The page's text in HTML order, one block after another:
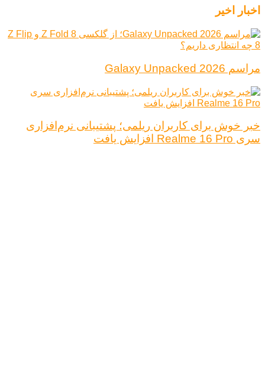
اخبار اخیر
مراسم Galaxy Unpacked 2026
خبر خوش برای کاربران ریلمی؛ پشتیبانی نرم‌افزاری
سری Realme 16 Pro افزایش یافت